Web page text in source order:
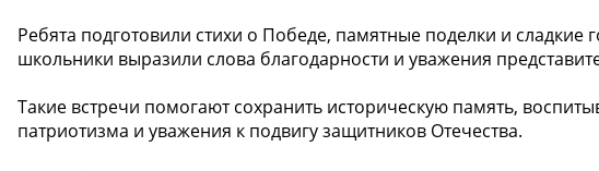
Ребята подготовили стихи о Победе, памятные поделки и
школьники выразили слова благодарности и уважения
Такие встречи помогают сохранить историческую память,
патриотизма и уважения к подвигу защитников Отечества.